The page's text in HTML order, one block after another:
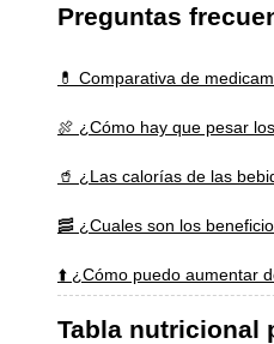
Preguntas
💊 Comparativa de
🍖 ¿Cómo hay que pesar
🥤 ¿Las calorías de las
🥓 ¿Cuales son los
⬆️ ¿Cómo puedo aumentar
Tabla nutricional